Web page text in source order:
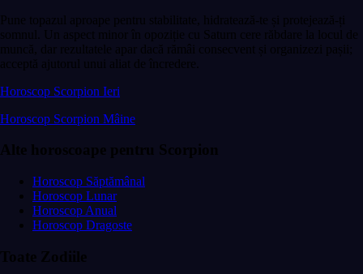
Pune topazul aproape pentru stabilitate, hidratează-te și protejează-ți
somnul. Un aspect minor în opoziție cu Saturn cere răbdare la locul de
muncă, dar rezultatele apar dacă rămâi consecvent și organizezi pașii;
acceptă ajutorul unui aliat de încredere.
Horoscop Scorpion Ieri
Horoscop Scorpion Mâine
Alte horoscoape pentru Scorpion
Horoscop Săptămânal
Horoscop Lunar
Horoscop Anual
Horoscop Dragoste
Toate Zodiile